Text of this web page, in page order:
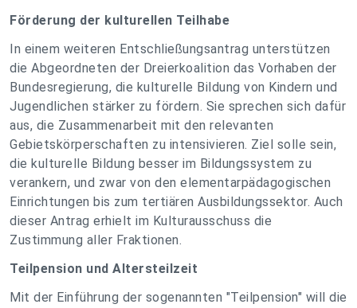
Förderung der kulturellen Teilhabe
In einem weiteren Entschließungsantrag unterstützen
die Abgeordneten der Dreierkoalition das Vorhaben der
Bundesregierung, die kulturelle Bildung von Kindern und
Jugendlichen stärker zu fördern. Sie sprechen sich dafür
aus, die Zusammenarbeit mit den relevanten
Gebietskörperschaften zu intensivieren. Ziel solle sein,
die kulturelle Bildung besser im Bildungssystem zu
verankern, und zwar von den elementarpädagogischen
Einrichtungen bis zum tertiären Ausbildungssektor. Auch
dieser Antrag erhielt im Kulturausschuss die
Zustimmung aller Fraktionen.
Teilpension und Altersteilzeit
Mit der Einführung der sogenannten "Teilpension" will die